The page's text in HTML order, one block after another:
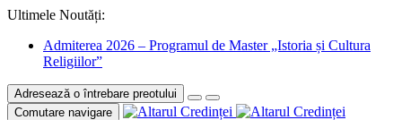
Ultimele Noutăți:
Admiterea 2026 – Programul de Master „Istoria și Cultura
Religiilor”
Adresează o întrebare preotului
Comutare navigare